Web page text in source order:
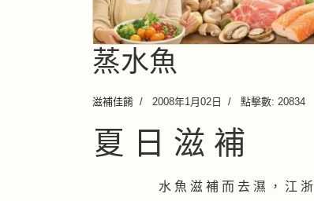
蒸水魚
滋補佳餚 2008年1月02日 點擊數: 20834
夏 日 滋 補
水 魚 滋 補 而 去 濕 ， 江